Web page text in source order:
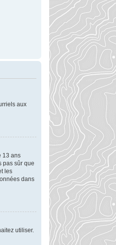
aux
13 ans
pas sûr que
les
dans
utiliser.